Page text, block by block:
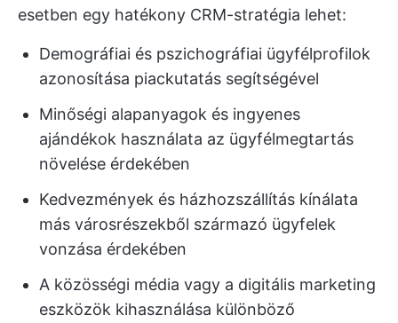
esetben egy hatékony CRM-stratégia lehet:
Demográfiai és pszichográfiai ügyfélprofilok
azonosítása piackutatás segítségével
Minőségi alapanyagok és ingyenes
ajándékok használata az ügyfélmegtartás
növelése érdekében
Kedvezmények és házhozszállítás kínálata
más városrészekből származó ügyfelek
vonzása érdekében
A közösségi média vagy a digitális marketing
eszközök kihasználása különböző